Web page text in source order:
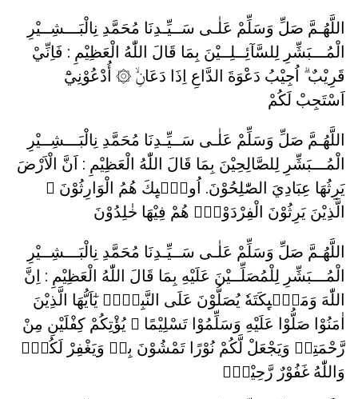
اللَّهُـمَّ صَلِّ وَسَلِّمْ عَلٰـى سَــيِّـدِنَا مُحَمَّدِ نِالْبَـــشِــيْرِ
الْمُـــبَشِّرِ لِلسَّآئِــلِــيْنَ بِمَا قَالَ اللّٰهُ الْعَظِيْمِ : فَاِنِّيْ
قَرِيْبٌ ۗ اُجِيْبُ دَعْوَةَ الدَّاعِ اِذَا دَعَانِۙ ۞ أُدْعُوْنِيْٓ
اَسْتَجِبْ لَكُمْ
اللَّهُـمَّ صَلِّ وَسَلِّمْ عَلٰـى سَــيِّـدِنَا مُحَمَّدِ نِالْبَـــشِــيْرِ
الْمُـــبَشِّرِ لِلصَّالِحِيْنَ بِمَا قَالَ اللّٰهُ الْعَظِيْمِ : اَنَّ الْاَرْضَ
يَرِثُهَا عِبَادِيَ الصّٰلِحُوْنَ. اُولٰۤىِٕكَ هُمُ الْوَارِثُوْنَ ۙ
الَّذِيْنَ يَرِثُوْنَ الْفِرْدَوْسَۗ هُمْ فِيْهَا خٰلِدُوْنَ
اللَّهُـمَّ صَلِّ وَسَلِّمْ عَلٰـى سَــيِّـدِنَا مُحَمَّدِ نِالْبَـــشِــيْرِ
الْمُـــبَشِّرِ لِلْمُصَلِّــيْنَ عَلَيْهِ بِمَا قَالَ اللّٰهُ الْعَظِيْمِ : اِنَّ
اللّٰهَ وَمَلٰۤىِٕكَتَهٗ يُصَلُّوْنَ عَلَى النَّبِيِّۗ يٰٓاَيُّهَا الَّذِيْنَ
اٰمَنُوْا صَلُّوْا عَلَيْهِ وَسَلِّمُوْا تَسْلِيْمًا ۞ يُؤْتِكُمْ كِفْلَيْنِ مِنْ
رَّحْمَتِهٖ وَيَجْعَلْ لَّكُمْ نُوْرًا تَمْشُوْنَ بِهٖ وَيَغْفِرْ لَكُمْۗ
وَاللّٰهُ غَفُوْرٌ رَّحِيْمٌۙ